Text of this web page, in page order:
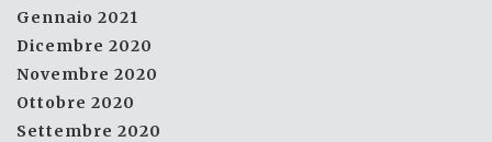
Gennaio 2021
Dicembre 2020
Novembre 2020
Ottobre 2020
Settembre 2020